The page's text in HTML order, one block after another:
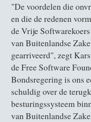
"De voordelen die
en die de redenen
de Vrije
van Buitenlandse
gearriveerd", zegt
de Free Software
Bondsregering is ons
schuldig over de
besturingssysteem
van Buitenlandse